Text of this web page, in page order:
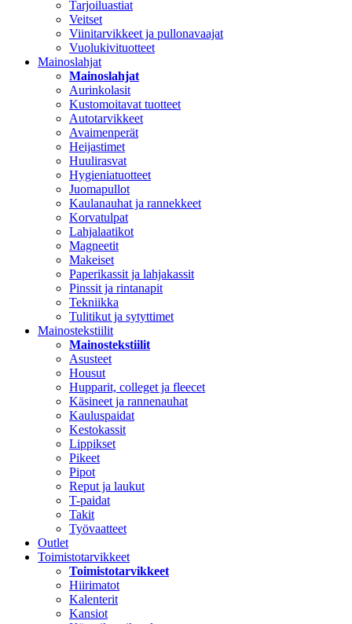
Tarjoiluastiat
Veitset
Viinitarvikkeet ja pullonavaajat
Vuolukivituotteet
Mainoslahjat
Mainoslahjat
Aurinkolasit
Kustomoitavat tuotteet
Autotarvikkeet
Avaimenperät
Heijastimet
Huulirasvat
Hygieniatuotteet
Juomapullot
Kaulanauhat ja rannekkeet
Korvatulpat
Lahjalaatikot
Magneetit
Makeiset
Paperikassit ja lahjakassit
Pinssit ja rintanapit
Tekniikka
Tulitikut ja sytyttimet
Mainostekstiilit
Mainostekstiilit
Asusteet
Housut
Hupparit, colleget ja fleecet
Käsineet ja rannenauhat
Kauluspaidat
Kestokassit
Lippikset
Pikeet
Pipot
Reput ja laukut
T-paidat
Takit
Työvaatteet
Outlet
Toimistotarvikkeet
Toimistotarvikkeet
Hiirimatot
Kalenterit
Kansiot